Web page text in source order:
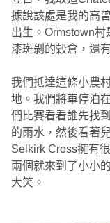
據說該處是我的高
出生。Ormstown
漆斑剝的穀倉，還
我們抵達這條小農
地。我們將車停泊
們比賽看看誰先找
的雨水，然後看著
Selkirk Cross擁有
兩個就來到了小小
大笑。